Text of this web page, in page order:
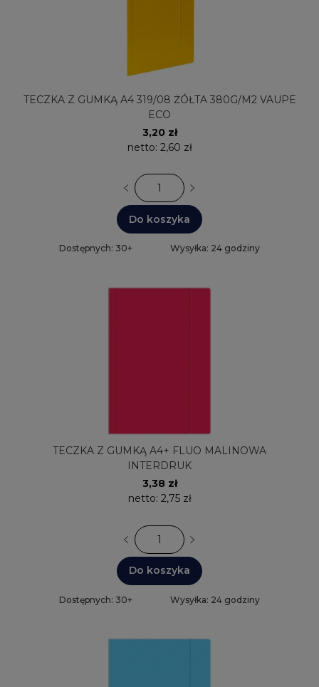
TECZKA Z GUMKĄ A4 319/08 ŻÓŁTA 380G/M2 VAUPE
ECO
3,20 zł
netto: 2,60 zł
Do koszyka
Dostępnych: 30+ Wysyłka: 24 godziny
TECZKA Z GUMKĄ A4+ FLUO MALINOWA
INTERDRUK
3,38 zł
netto: 2,75 zł
Do koszyka
Dostępnych: 30+ Wysyłka: 24 godziny